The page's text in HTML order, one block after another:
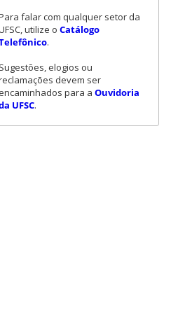
falar com qualquer setor da
utilize o Catálogo
.
Sugestões, elogios ou
devem ser
para a Ouvidoria
UFSC.